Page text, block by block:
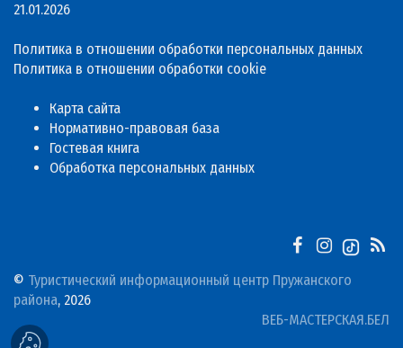
21.01.2026
Политика в отношении обработки персональных данных
Политика в отношении обработки cookie
Карта сайта
Нормативно-правовая база
Гостевая книга
Обработка персональных данных
© Туристический информационный центр Пружанского
района, 2026
ВЕБ-МАСТЕРСКАЯ.БЕЛ